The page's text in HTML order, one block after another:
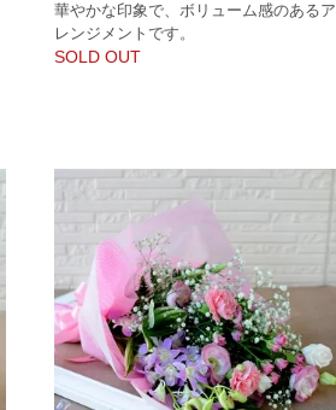
華やかな印象で、ボリューム感のあるア
レンジメントです。
SOLD OUT